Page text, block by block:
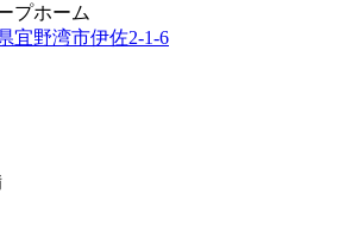
プホーム
宜野湾市伊佐2‐1‐6